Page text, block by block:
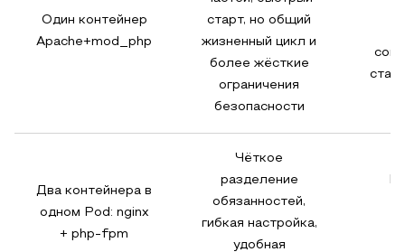
Один контейнер
Apache+mod_php
старт, но общий
жизненный цикл и
более жёсткие
ограничения
безопасности
Два контейнера в
одном Pod: nginx
+ php-fpm
Чёткое
разделение
обязанностей,
гибкая настройка,
удобная